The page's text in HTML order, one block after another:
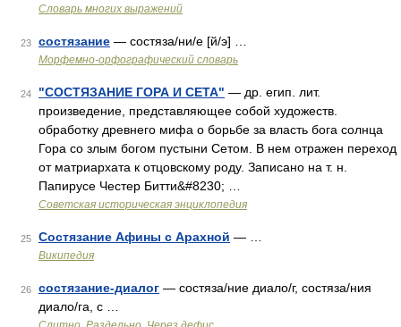
Словарь многих выражений
23 состязание — состяза/ни/е [й/э] …
Морфемно-орфографический словарь
24 "СОСТЯЗАНИЕ ГОРА И СЕТА" — др. егип. лит.
произведение, представляющее собой художеств.
обработку древнего мифа о борьбе за власть бога солнца
Гора со злым богом пустыни Сетом. В нем отражен переход
от матриархата к отцовскому роду. Записано на т. н.
Папирусе Честер Битти&#8230; …
Советская историческая энциклопедия
25 Состязание Афины с Арахной — …
Википедия
26 состязание-диалог — состяза/ние диало/г, состяза/ния
диало/га, с …